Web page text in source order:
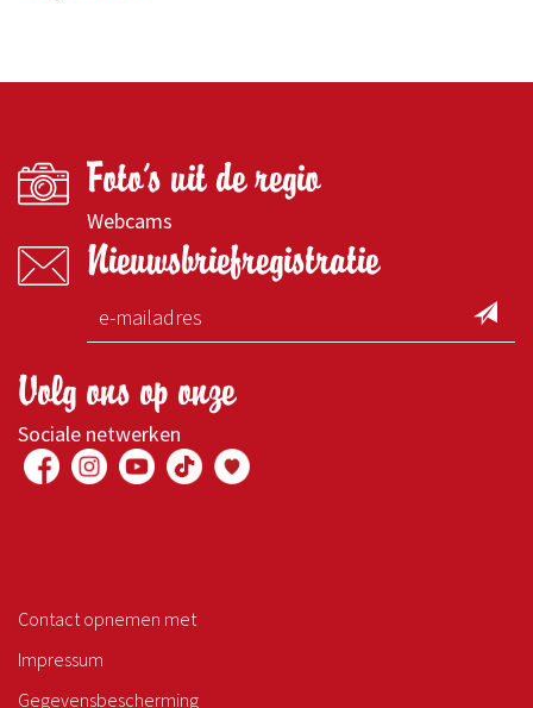
Foto's uit de regio
Webcams
Nieuwsbriefregistratie
Volg ons op onze
Sociale netwerken
Contact opnemen met
Impressum
Gegevensbescherming